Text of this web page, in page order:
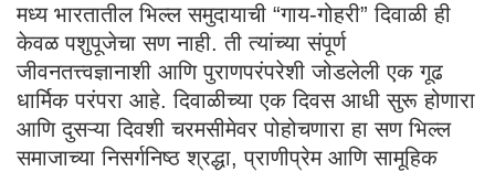
मध्य भारतातील भिल्ल समुदायाची “गाय-गोहरी” दिवाळी ही
केवळ पशुपूजेचा सण नाही. ती त्यांच्या संपूर्ण
जीवनतत्त्वज्ञानाशी आणि पुराणपरंपरेशी जोडलेली एक गूढ
धार्मिक परंपरा आहे. दिवाळीच्या एक दिवस आधी सुरू होणारा
आणि दुसऱ्या दिवशी चरमसीमेवर पोहोचणारा हा सण भिल्ल
समाजाच्या निसर्गनिष्ठ श्रद्धा, प्राणीप्रेम आणि सामूहिक